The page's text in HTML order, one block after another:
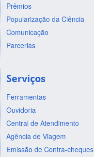
Prêmios
Popularização da Ciência
Comunicação
Parcerias
Serviços
Ferramentas
Ouvidoria
Central de Atendimento
Agência de Viagem
Emissão de Contra-cheques